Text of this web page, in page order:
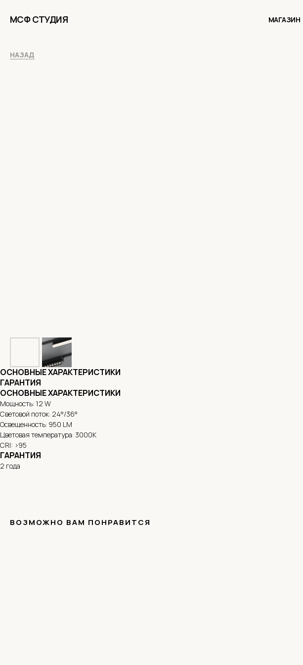
МАГАЗИН
МСФ СТУДИЯ
НАЗАД
ОСНОВНЫЕ ХАРАКТЕРИСТИКИ
ГАРАНТИЯ
ОСНОВНЫЕ ХАРАКТЕРИСТИКИ
Мощность: 12 W
Световой поток: 24°/36°
Освещенность: 950 LM
Цветовая температура: 3000К
CRI: >95
ГАРАНТИЯ
2 года
ВОЗМОЖНО ВАМ ПОНРАВИТСЯ